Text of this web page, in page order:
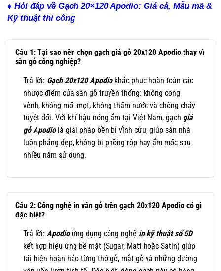
♦ Hỏi đáp về Gạch 20×120 Apodio: Giá cả, Mẫu mã &
Kỹ thuật thi công
Câu 1: Tại sao nên chọn gạch giả gỗ 20x120 Apodio thay vì
sàn gỗ công nghiệp?
Trả lời: Gạch 20x120 Apodiokhắc phục hoàn toàn các
nhược điểm của sàn gỗ truyền thống: không cong
vênh, không mối mọt, không thấm nước và chống cháy
tuyệt đối. Với khí hậu nóng ẩm tại Việt Nam, gạch giả
gỗ Apodiolà giải pháp bền bỉ vĩnh cửu, giúp sàn nhà
luôn phẳng đẹp, không bị phồng rộp hay ẩm mốc sau
nhiều năm sử dụng.
Câu 2: Công nghệ in vân gỗ trên gạch 20x120 Apodio có gì
đặc biệt?
Trả lời: Apodioứng dụng công nghệ in kỹ thuật số 5D
kết hợp hiệu ứng bề mặt (Sugar, Matt hoặc Satin) giúp
tái hiện hoàn hảo từng thớ gỗ, mắt gỗ và những đường